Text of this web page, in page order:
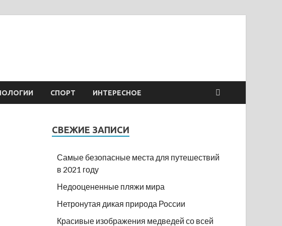
СПОРТ ИНТЕРЕСНОЕ
СВЕЖИЕ ЗАПИСИ
Самые безопасные места для путешествий
в 2021 году
Недооцененные пляжи мира
Нетронутая дикая природа России
Красивые изображения медведей со всей